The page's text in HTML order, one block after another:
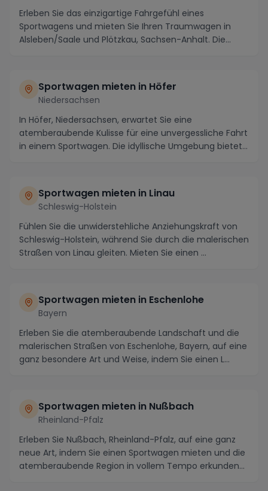
Erleben Sie das einzigartige Fahrgefühl eines
Sportwagens und mieten Sie Ihren Traumwagen in
Alsleben/Saale und Plötzkau, Sachsen-Anhalt. Die
Sportwagen mieten in Höfer
Niedersachsen
In Höfer, Niedersachsen, erwartet Sie eine
atemberaubende Kulisse für eine unvergessliche Fahrt
in einem Sportwagen. Die idyllische Umgebung bietet
Sportwagen mieten in Linau
Schleswig-Holstein
Fühlen Sie die unwiderstehliche Anziehungskraft von
Schleswig-Holstein, während Sie durch die malerischen
Straßen von Linau gleiten. Mieten Sie einen ...
Sportwagen mieten in Eschenlohe
Bayern
Erleben Sie die atemberaubende Landschaft und die
malerischen Straßen von Eschenlohe, Bayern, auf eine
ganz besondere Art und Weise, indem Sie einen L...
Sportwagen mieten in Nußbach
Rheinland-Pfalz
Erleben Sie Nußbach, Rheinland-Pfalz, auf eine ganz
neue Art, indem Sie einen Sportwagen mieten und die
atemberaubende Region in vollem Tempo erkunden...